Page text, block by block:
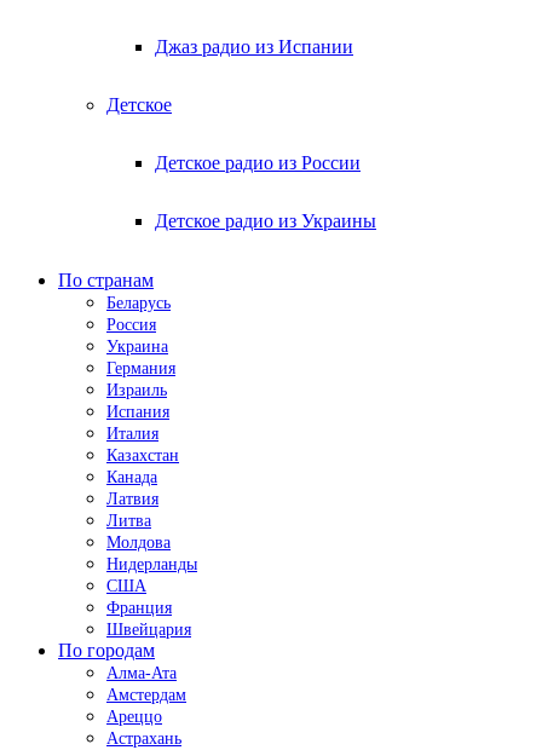
Джаз радио из Испании
Детское
Детское радио из России
Детское радио из Украины
По странам
Беларусь
Россия
Украина
Германия
Израиль
Испания
Италия
Казахстан
Канада
Латвия
Литва
Молдова
Нидерланды
США
Франция
Швейцария
По городам
Алма-Ата
Амстердам
Ареццо
Астрахань